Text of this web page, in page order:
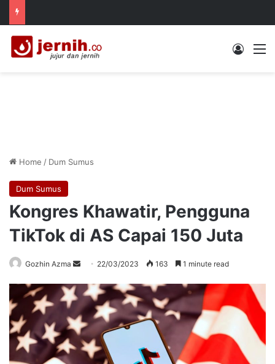
Log In
Home / Dum Sumus
Dum Sumus
Kongres Khawatir, Pengguna
TikTok di AS Capai 150 Juta
Gozhin Azma
Send
email
22/03/2023 163 1 minute read